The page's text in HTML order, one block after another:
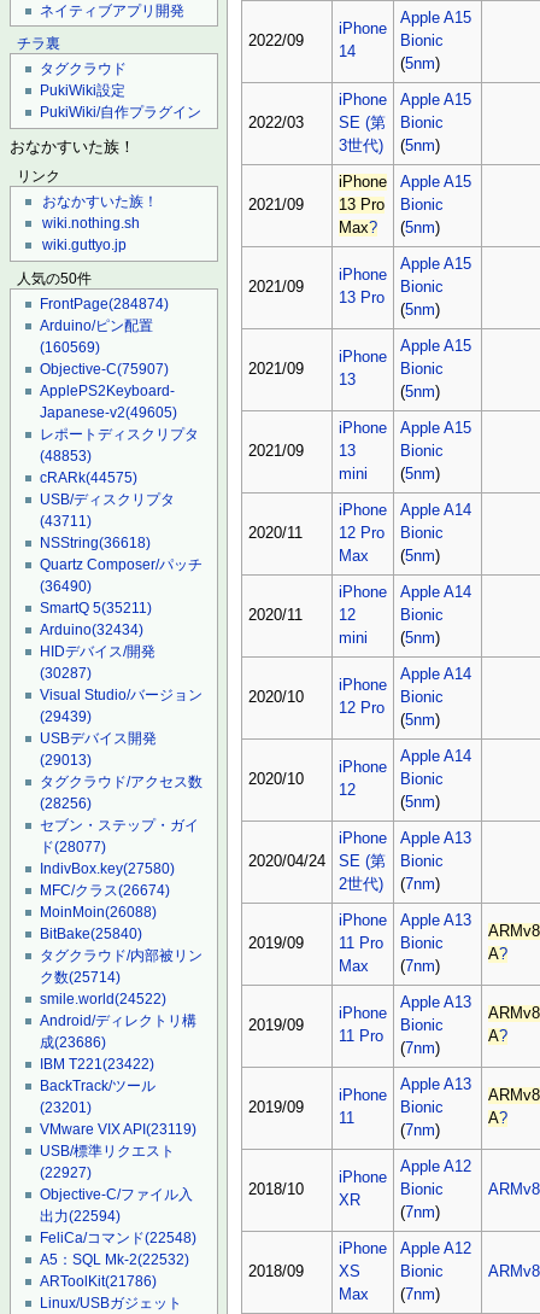
ネイティブアプリ開発
チラ裏
タグクラウド
PukiWiki設定
PukiWiki/自作プラグイン
おなかすいた族！
リンク
おなかすいた族！
wiki.nothing.sh
wiki.guttyo.jp
人気の50件
FrontPage(284874)
Arduino/ピン配置
(160569)
Objective-C(75907)
ApplePS2Keyboard-
Japanese-v2(49605)
レポートディスクリプタ
(48853)
cRARk(44575)
USB/ディスクリプタ
(43711)
NSString(36618)
Quartz Composer/パッチ
(36490)
SmartQ 5(35211)
Arduino(32434)
HIDデバイス/開発
(30287)
Visual Studio/バージョン
(29439)
USBデバイス開発
(29013)
タグクラウド/アクセス数
(28256)
セブン・ステップ・ガイ
ド(28077)
IndivBox.key(27580)
MFC/クラス(26674)
MoinMoin(26088)
BitBake(25840)
タグクラウド/内部被リン
ク数(25714)
smile.world(24522)
Android/ディレクトリ構
成(23686)
IBM T221(23422)
BackTrack/ツール
(23201)
VMware VIX API(23119)
USB/標準リクエスト
(22927)
Objective-C/ファイル入
出力(22594)
FeliCa/コマンド(22548)
A5：SQL Mk-2(22532)
ARToolKit(21786)
Linux/USBガジェット
2022/09
iPhone
14
Apple A15
Bionic
(5nm)
2022/03
iPhone
SE (第
3世代)
Apple A15
Bionic
(5nm)
2021/09
iPhone
13 Pro
Max?
Apple A15
Bionic
(5nm)
2021/09
iPhone
13 Pro
Apple A15
Bionic
(5nm)
2021/09
iPhone
13
Apple A15
Bionic
(5nm)
2021/09
iPhone
13
mini
Apple A15
Bionic
(5nm)
2020/11
iPhone
12 Pro
Max
Apple A14
Bionic
(5nm)
2020/11
iPhone
12
mini
Apple A14
Bionic
(5nm)
2020/10
iPhone
12 Pro
Apple A14
Bionic
(5nm)
2020/10
iPhone
12
Apple A14
Bionic
(5nm)
2020/04/24
iPhone
SE (第
2世代)
Apple A13
Bionic
(7nm)
2019/09
iPhone
11 Pro
Max
Apple A13
Bionic
(7nm)
A?
2019/09
iPhone
11 Pro
Apple A13
Bionic
(7nm)
A?
2019/09
iPhone
11
Apple A13
Bionic
(7nm)
A?
2018/10
iPhone
XR
Apple A12
Bionic
(7nm)
2018/09
iPhone
XS
Max
Apple A12
Bionic
(7nm)